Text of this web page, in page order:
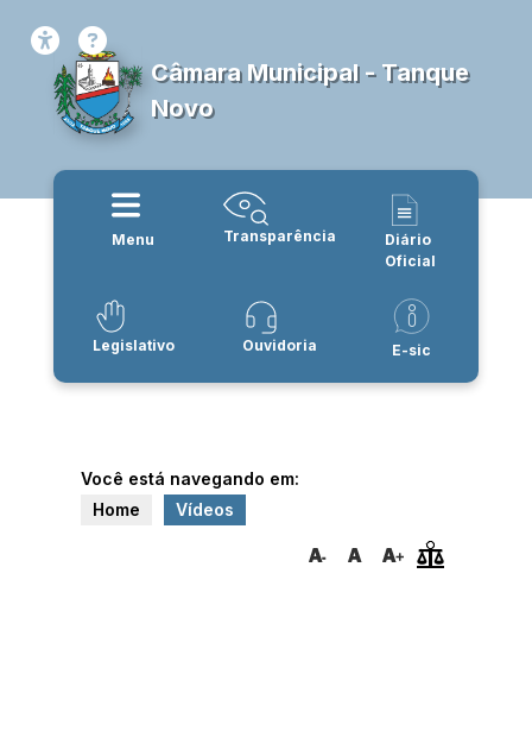
Câmara Municipal - Tanque
Novo
Menu Transparência
Diário
Oficial
Legislativo Ouvidoria E-sic
Você está navegando em:
Home
Vídeos